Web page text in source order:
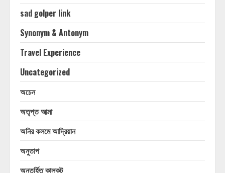
sad golper link
Synonym & Antonym
Travel Experience
Uncategorized
অচেন
অতৃপ্ত আত্মা
অনির কলমে আদ্রিয়ান
অনুতাপ
অন্তর্হিত কালকূট